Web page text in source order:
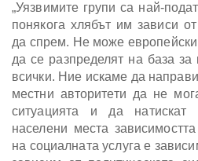
„Уязвимите групи са най-
понякога хлябът им зависи
да спрем. Не може
да се разпределят на база за
всички. Ние искаме да
местни авторитети да не
ситуацията и да натискат
населени места
на социалната услуга е